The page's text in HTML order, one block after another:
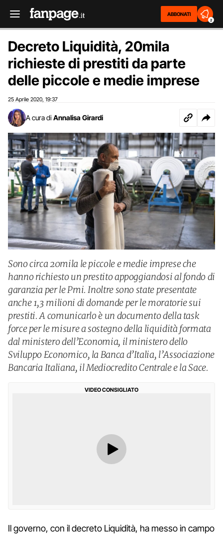
ABBONATI
2
Decreto Liquidità, 20mila
richieste di prestiti da parte
delle piccole e medie imprese
25 Aprile 2020 19:37
A cura di Annalisa Girardi
Sono circa 20mila le piccole e medie imprese che
hanno richiesto un prestito appoggiandosi al fondo di
garanzia per le Pmi. Inoltre sono state presentate
anche 1,3 milioni di domande per le moratorie sui
prestiti. A comunicarlo è un documento della task
force per le misure a sostegno della liquidità formata
dal ministero dell’Economia, il ministero dello
Sviluppo Economico, la Banca d’Italia, l’Associazione
Bancaria Italiana, il Mediocredito Centrale e la Sace.
VIDEO CONSIGLIATO
Il governo, con il decreto Liquidità, ha messo in campo